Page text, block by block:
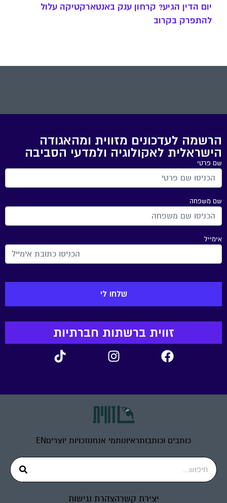
יום הדין הגיע? קרחון ענק באנטארקטיקה עלול
להתפרק בקרוב
הרשמה לעדכונים מזווית ומהאגודה
הישראלית לאקולוגיה ולמדעי הסביבה
שם פרטי
שם משפחה
אימייל
זווית ברשתות חברתיות
כותבים וכותבותראיונותמי אנחנוזכויות יוצריםEN
יצירת קשרהצהרת נגישות